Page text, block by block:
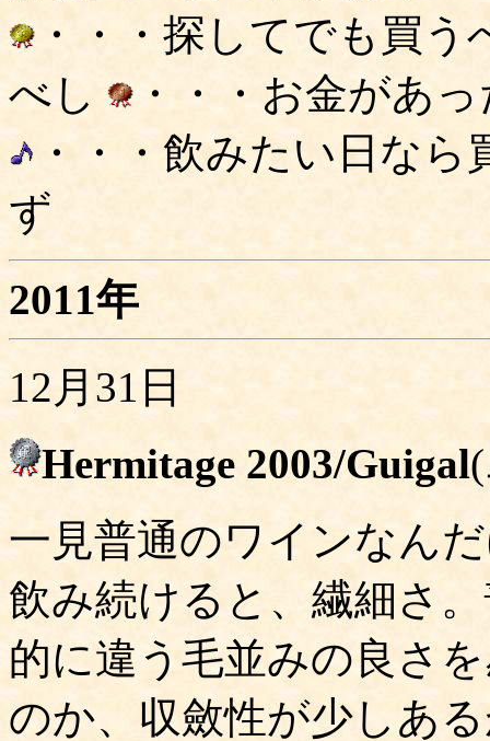
・・・探してでも買
べし
・・・お金があ
・・・飲みたい日な
ず
2011年
12月31日
Hermitage 2003/Guigal
一見普通のワインなん
飲み続けると、繊細さ
的に違う毛並みの良さ
のか、収斂性が少しあ